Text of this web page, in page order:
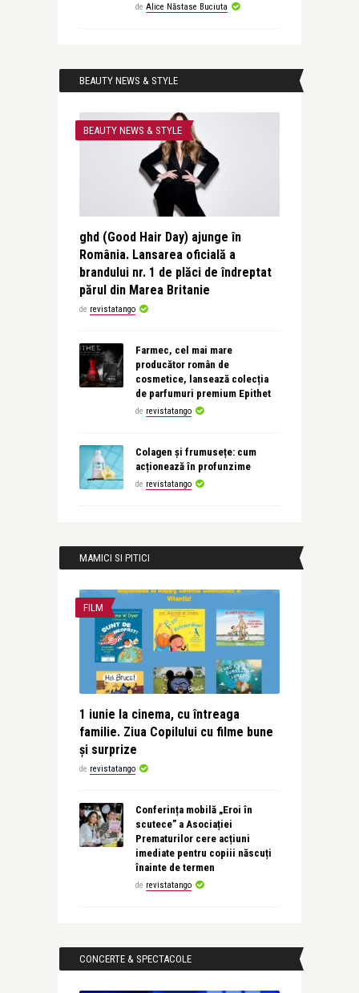
de Alice Năstase Buciuta
BEAUTY NEWS & STYLE
BEAUTY NEWS & STYLE
ghd (Good Hair Day) ajunge în
România. Lansarea oficială a
brandului nr. 1 de plăci de îndreptat
părul din Marea Britanie
de revistatango
Farmec, cel mai mare
producător român de
cosmetice, lansează colecția
de parfumuri premium Epithet
de revistatango
Colagen și frumusețe: cum
acționează în profunzime
de revistatango
MAMICI SI PITICI
FILM
1 iunie la cinema, cu întreaga
familie. Ziua Copilului cu filme bune
și surprize
de revistatango
Conferința mobilă „Eroi în
scutece” a Asociației
Prematurilor cere acțiuni
imediate pentru copiii născuți
înainte de termen
de revistatango
CONCERTE & SPECTACOLE